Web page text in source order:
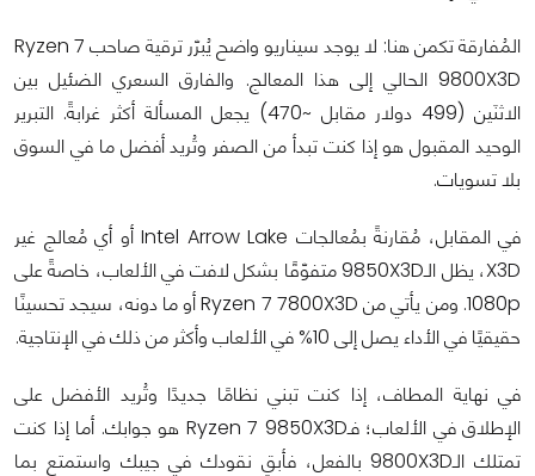
المُفارقة تكمن هنا: لا يوجد سيناريو واضح يُبرّر ترقية صاحب Ryzen 7
9800X3D الحالي إلى هذا المعالج. والفارق السعري الضئيل بين
الاثنَين (499 دولار مقابل ~470) يجعل المسألة أكثر غرابةً. التبرير
الوحيد المقبول هو إذا كنت تبدأ من الصفر وتُريد أفضل ما في السوق
بلا تسويات.
في المقابل، مُقارنةً بمُعالجات Intel Arrow Lake أو أي مُعالج غير
X3D، يظل الـ9850X3D متفوّقًا بشكل لافت في الألعاب، خاصةً على
1080p. ومن يأتي من Ryzen 7 7800X3D أو ما دونه، سيجد تحسينًا
حقيقيًا في الأداء يصل إلى 10% في الألعاب وأكثر من ذلك في الإنتاجية.
في نهاية المطاف، إذا كنت تبني نظامًا جديدًا وتُريد الأفضل على
الإطلاق في الألعاب؛ فـRyzen 7 9850X3D هو جوابك. أما إذا كنت
تمتلك الـ9800X3D بالفعل، فأبقِ نقودك في جيبك واستمتع بما